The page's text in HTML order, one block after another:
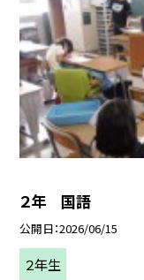
２年 国語
公開日 2026/06/15
２年生